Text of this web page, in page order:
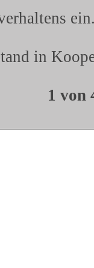
in
1 von